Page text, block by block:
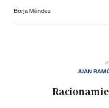
Borja Méndez
JUAN